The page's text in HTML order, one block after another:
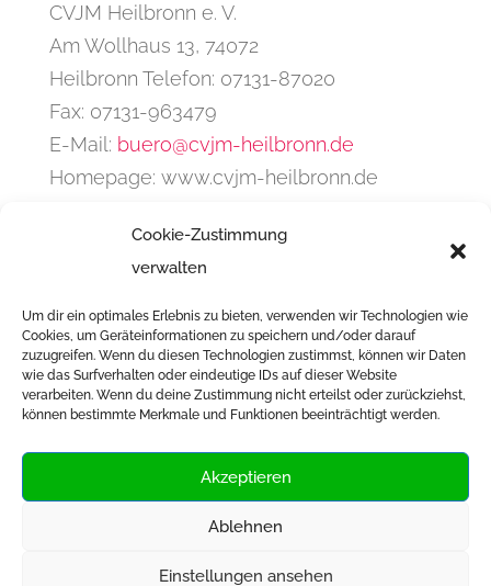
Cookie-Zustimmung
verwalten
Um dir ein optimales Erlebnis zu bieten, verwenden wir Technologien wie
Cookies, um Geräteinformationen zu speichern und/oder darauf
zuzugreifen. Wenn du diesen Technologien zustimmst, können wir Daten
wie das Surfverhalten oder eindeutige IDs auf dieser Website
verarbeiten. Wenn du deine Zustimmung nicht erteilst oder zurückziehst,
können bestimmte Merkmale und Funktionen beeinträchtigt werden.
Akzeptieren
Ablehnen
Einstellungen ansehen
CVJM Heilbronn e. V.
Am Wollhaus 13, 74072
Heilbronn Telefon: 07131-87020
Fax: 07131-963479
E-Mail: buero@cvjm-heilbronn.de
Homepage: www.cvjm-heilbronn.de
Infos & Anmeldung